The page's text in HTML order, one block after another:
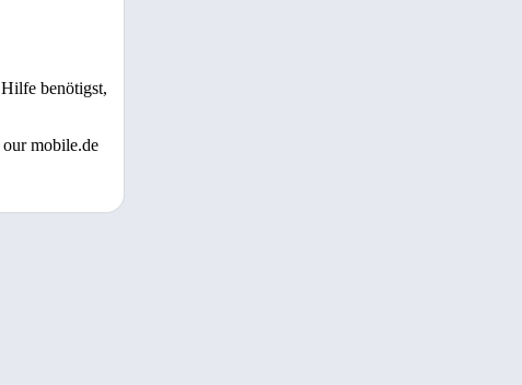
benötigst,
mobile.de